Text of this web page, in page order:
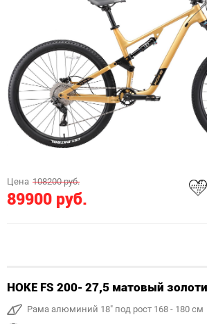
Цена 108200 руб.
89900 руб.
HOKE FS 200- 27,5 матовый
Рама алюминий 18" под рост 168 - 180 см